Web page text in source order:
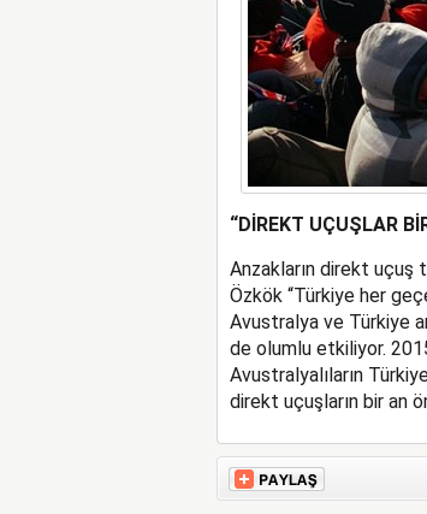
“DİREKT UÇUŞLAR
Anzakların direkt uçuş
Özkök “Türkiye her
Avustralya ve Türkiye
de olumlu etkiliyor.
Avustralyalıların
direkt uçuşların bir an